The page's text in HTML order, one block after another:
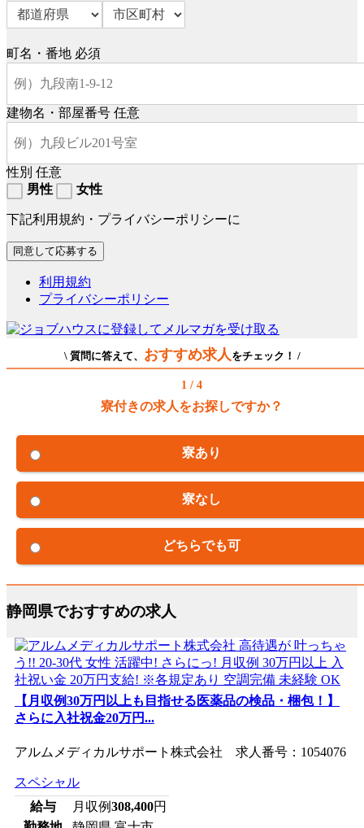
町名・番地 必須
建物名・部屋番号 任意
性別 任意
男性
女性
下記利用規約・プライバシーポリシーに
利用規約
プライバシーポリシー
\ 質問に答えて、 おすすめ求人をチェック！ /
1 / 4
寮付きの求人をお探しですか？
寮あり
寮なし
どちらでも可
静岡県でおすすめの求人
【月収例30万円以上も目指せる医薬品の検品・梱包！】
さらに入社祝金20万円...
アルムメディカルサポート株式会社 求人番号：1054076
スペシャル
給与
月収例308,400円